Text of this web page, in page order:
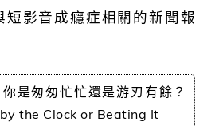
短影音成癮症相關的新聞報
是匆匆忙忙還是游刃有餘？
the Clock or Beating It